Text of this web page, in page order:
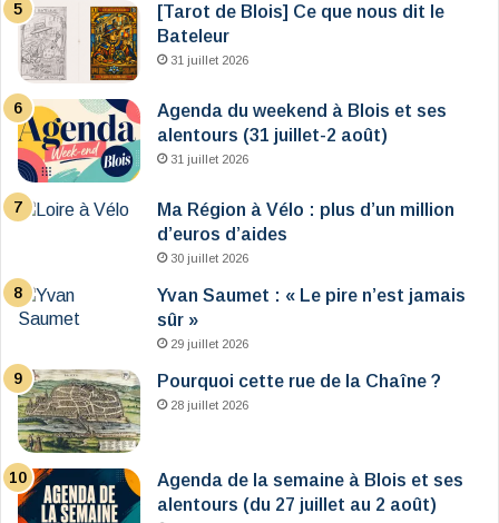
[Tarot de Blois] Ce que nous dit le
Bateleur
31 juillet 2026
Agenda du weekend à Blois et ses
alentours (31 juillet-2 août)
31 juillet 2026
Ma Région à Vélo : plus d’un million
d’euros d’aides
30 juillet 2026
Yvan Saumet : « Le pire n’est jamais
sûr »
29 juillet 2026
Pourquoi cette rue de la Chaîne ?
28 juillet 2026
Agenda de la semaine à Blois et ses
alentours (du 27 juillet au 2 août)